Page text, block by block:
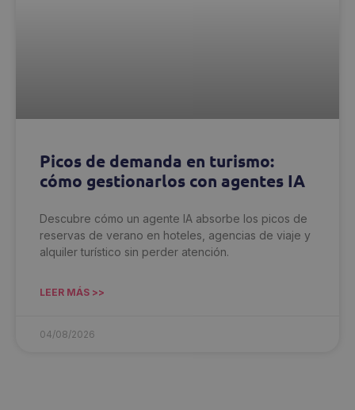
Picos de demanda en turismo:
cómo gestionarlos con agentes IA
Descubre cómo un agente IA absorbe los picos de
reservas de verano en hoteles, agencias de viaje y
alquiler turístico sin perder atención.
LEER MÁS >>
04/08/2026